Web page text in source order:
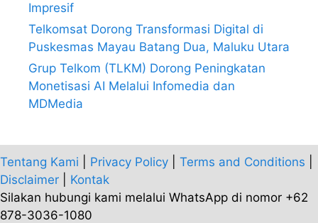
Impresif
Telkomsat Dorong Transformasi Digital di
Puskesmas Mayau Batang Dua, Maluku Utara
Grup Telkom (TLKM) Dorong Peningkatan
Monetisasi AI Melalui Infomedia dan
MDMedia
Tentang Kami Privacy Policy Terms and Conditions
Disclaimer
Kontak
Silakan hubungi kami melalui WhatsApp di nomor +62
878-3036-1080